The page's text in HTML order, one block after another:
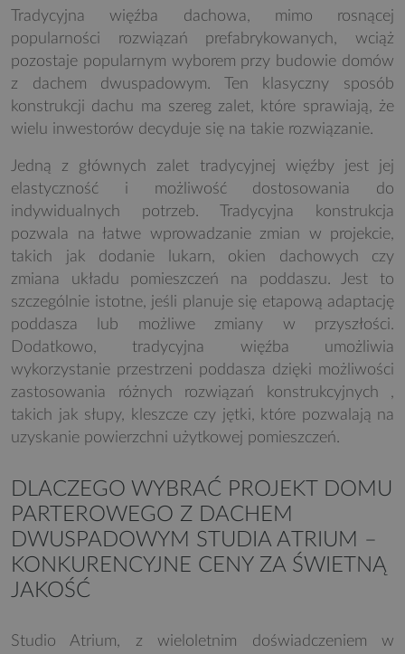
Tradycyjna więźba dachowa, mimo rosnącej
popularności rozwiązań prefabrykowanych, wciąż
pozostaje popularnym wyborem przy budowie domów
z dachem dwuspadowym. Ten klasyczny sposób
konstrukcji dachu ma szereg zalet, które sprawiają, że
wielu inwestorów decyduje się na takie rozwiązanie.
Jedną z głównych zalet tradycyjnej więźby jest jej
elastyczność i możliwość dostosowania do
indywidualnych potrzeb. Tradycyjna konstrukcja
pozwala na łatwe wprowadzanie zmian w projekcie,
takich jak dodanie lukarn, okien dachowych czy
zmiana układu pomieszczeń na poddaszu. Jest to
szczególnie istotne, jeśli planuje się etapową adaptację
poddasza lub możliwe zmiany w przyszłości.
Dodatkowo, tradycyjna więźba umożliwia
wykorzystanie przestrzeni poddasza dzięki możliwości
zastosowania różnych rozwiązań konstrukcyjnych ,
takich jak słupy, kleszcze czy jętki, które pozwalają na
uzyskanie powierzchni użytkowej pomieszczeń.
DLACZEGO WYBRAĆ PROJEKT DOMU
PARTEROWEGO Z DACHEM
DWUSPADOWYM STUDIA ATRIUM –
KONKURENCYJNE CENY ZA ŚWIETNĄ
JAKOŚĆ
Studio Atrium, z wieloletnim doświadczeniem w